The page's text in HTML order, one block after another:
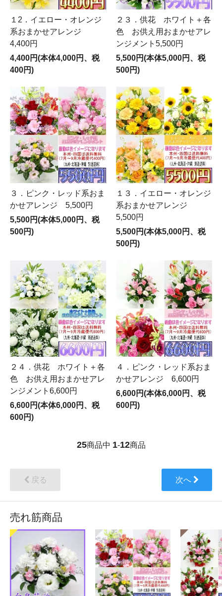
１2．イエロー・オレンジ
系おまかせアレンジ
4,400円
4,400円(本体4,000円、税
400円)
２３．供花 ホワイト＋各
色 お供え用おまかせアレ
ンジメント5,500円
5,500円(本体5,000円、税
500円)
３．ピンク・レッド系おま
かせアレンジ 5,500円
5,500円(本体5,000円、税
500円)
１３．イエロー・オレンジ
系おまかせアレンジ
5,500円
5,500円(本体5,000円、税
500円)
２４．供花 ホワイト＋各
色 お供え用おまかせアレ
ンジメント6,600円
6,600円(本体6,000円、税
600円)
４．ピンク・レッド系おま
かせアレンジ 6,600円
6,600円(本体6,000円、税
600円)
25商品中 1-12商品
戻る 次へ
売れ筋商品